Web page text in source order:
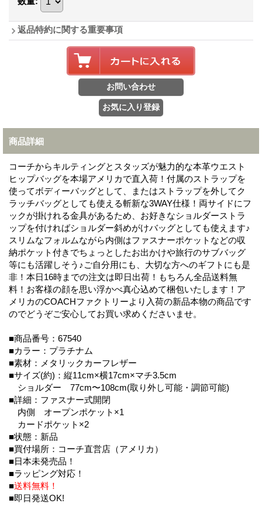
返品特約に関する重要事項
商品詳細
コーチからキルティングとスタッズが魅力的な本革ウエスト
ヒップバッグを本場アメリカで直入荷！付属のストラップを
使ってボディーバッグとして、またはストラップを外してク
ラッチバッグとしても使える斬新な3WAY仕様！両サイドにフ
ックが掛けれる金具があるため、お好きなショルダーストラ
ップを付ければショルダー斜めがけバッグとしても使えます♪
スリムなフォルムながら内側はファスナーポケットなどの収
納ポケット付きでちょっとしたお出かけや旅行のサブバッグ
等にも活躍しそう♪ご自分用にも、大切な方へのギフトにも是
非！本日16時までの注文は即日出荷！もちろん全品送料無
料！お客様の顔を思い浮かべ真心込めて梱包いたします！ア
メリカのCOACHファクトリーより入荷の新品本物の商品です
のでどうぞご安心してお買い求めくださいませ。
■商品番号：67540
■カラー：プラチナム
■素材：メタリックカーフレザー
■サイズ(約)：縦11cm×横17cm×マチ3.5cm
ショルダー 77cm〜108cm(取り外し可能・調節可能)
■詳細：ファスナー式開閉
内側 オープンポケット×1
カードポケット×2
■状態：新品
■買付場所：コーチ直営店（アメリカ）
■日本未発売品！
■ラッピング対応！
■送料無料！
■即日発送OK!